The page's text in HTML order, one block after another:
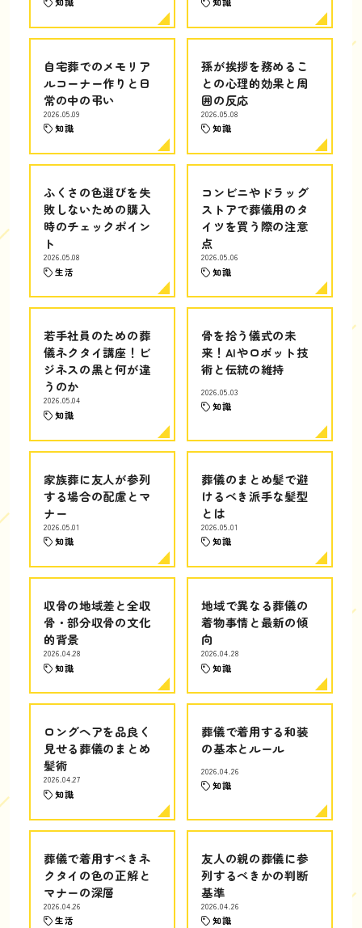
自宅葬でのメモリア
ルコーナー作りと日
常の中の弔い
2026.05.09
知識
孫が挨拶を務めるこ
との心理的効果と周
囲の反応
2026.05.08
知識
ふくさの色選びを失
敗しないための購入
時のチェックポイン
ト
2026.05.08
生活
コンビニやドラッグ
ストアで葬儀用のタ
イツを買う際の注意
点
2026.05.06
知識
若手社員のための葬
儀ネクタイ講座！ビ
ジネスの黒と何が違
うのか
2026.05.04
知識
骨を拾う儀式の未
来！AIやロボット技
術と伝統の維持
2026.05.03
知識
家族葬に友人が参列
する場合の配慮とマ
ナー
2026.05.01
知識
葬儀のまとめ髪で避
けるべき派手な髪型
とは
2026.05.01
知識
収骨の地域差と全収
骨・部分収骨の文化
的背景
2026.04.28
知識
地域で異なる葬儀の
着物事情と最新の傾
向
2026.04.28
知識
ロングヘアを品良く
見せる葬儀のまとめ
髪術
2026.04.27
知識
葬儀で着用する和装
の基本とルール
2026.04.26
知識
葬儀で着用すべきネ
クタイの色の正解と
マナーの深層
2026.04.26
生活
友人の親の葬儀に参
列するべきかの判断
基準
2026.04.26
知識